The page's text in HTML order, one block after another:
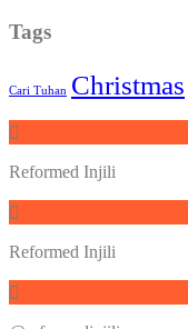
Tags
Cari Tuhan Christmas
Reformed Injili
Reformed Injili